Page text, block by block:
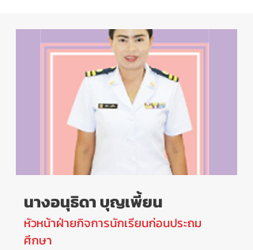
นางอนุธิดา บุญเพี้ยน
หัวหน้าฝ่ายกิจการนักเรียนก่อนประถม
ศึกษา